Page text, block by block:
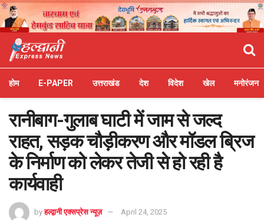
होम E-PAPER उत्तराखंड देश विदेश खेल मनोरंजन
रानीबाग-गुलाब घाटी में जाम से जल्द
राहत, सड़क चौड़ीकरण और मॉडल ब्रिज
के निर्माण को लेकर तेजी से हो रही है
कार्यवाही
by हल्द्वानी एक्सप्रेस न्यूज़ April 24, 2025